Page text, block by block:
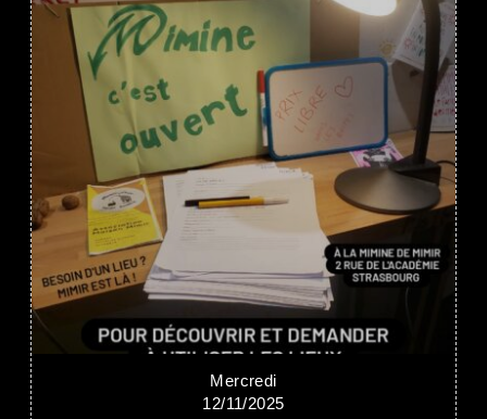
Mercredi
12/11/2025